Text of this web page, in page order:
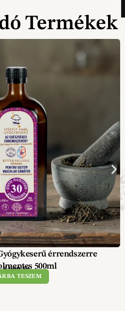
Termékek
érrendszerre
500ml
5 900Ft
TESZEM